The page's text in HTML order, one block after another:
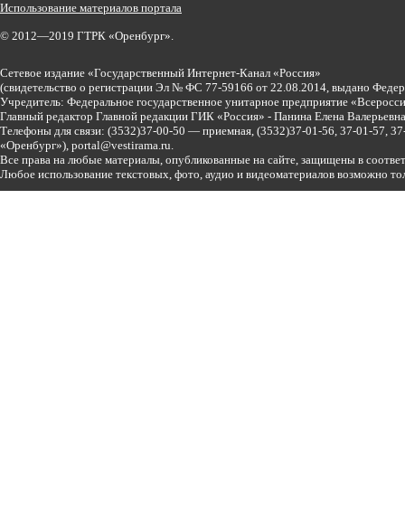
Использование материалов портала
© 2012—2019 ГТРК «Оренбург».
Сетевое издание «Государственный Интернет-Канал «Россия»
(свидетельство о регистрации Эл № ФС 77-59166 от 22.08.2014, выдано
Учредитель: Федеральное государственное унитарное предприятие
Главный редактор Главной редакции ГИК «Россия» - Панина Елена
Телефоны для связи: (3532)37-00-50 — приемная, (3532)37-01-56, 37-01-57,
«Оренбург»), portal@vestirama.ru.
Все права на любые материалы, опубликованные на сайте, защищены в
Любое использование текстовых, фото, аудио и видеоматериалов возможно